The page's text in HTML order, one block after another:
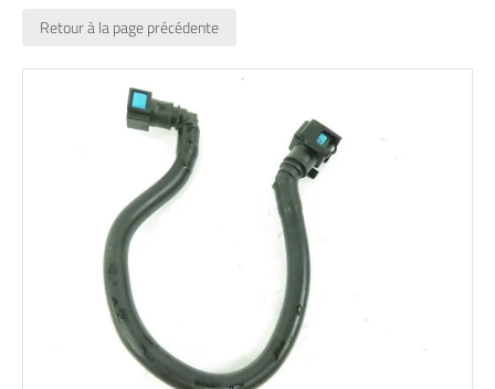
Retour à la page précédente